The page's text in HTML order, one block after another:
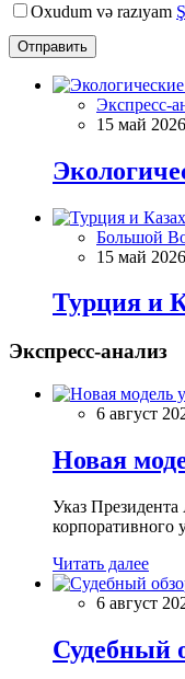
Oxudum və razıyam
Отправить
Экспресс-
15 май
Большой
15 май
Турция и
Экспресс-анализ
6 август
Новая
Указ
корпоративного
Читать далее
6 август
Судебный